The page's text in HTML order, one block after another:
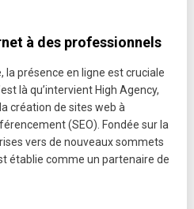
à des professionnels
la présence en ligne est cruciale
là qu’intervient High Agency,
création de sites web à
(SEO). Fondée sur la
vers de nouveaux sommets
établie comme un partenaire de